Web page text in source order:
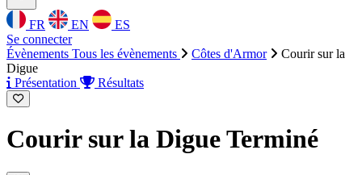
FR EN
ES
Se connecter
Évènements Tous les évènements Côtes d'Armor
Courir sur la
Digue
Présentation
Résultats
Courir sur la DigueTerminé